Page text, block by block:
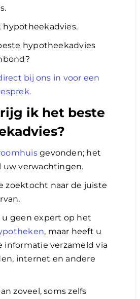
hypotheekadvies.
hypotheekadvies
bij ons in voor een
ik het beste
gevonden; het
uw verwachtingen.
zoektocht naar de juiste
geen expert op het
, maar heeft u
informatie verzameld via
internet en andere
zoveel, soms zelfs